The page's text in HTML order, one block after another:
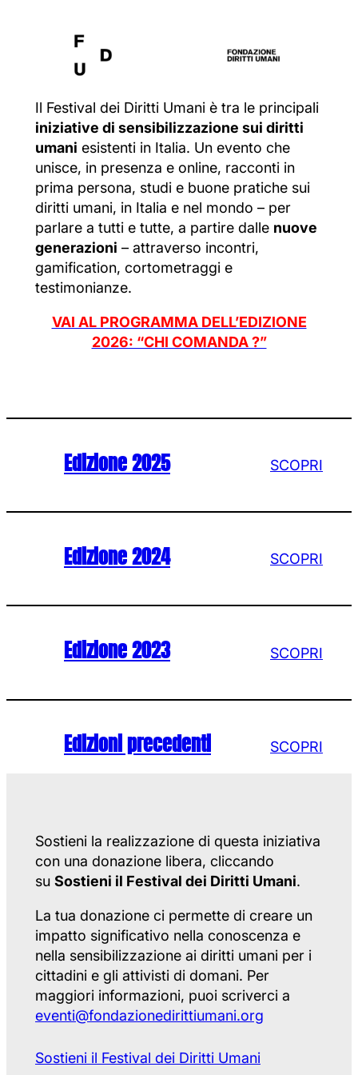
Il Festival dei Diritti Umani è tra le principali
iniziative di sensibilizzazione sui diritti
umani esistenti in Italia. Un evento che
unisce, in presenza e online, racconti in
prima persona, studi e buone pratiche sui
diritti umani, in Italia e nel mondo – per
parlare a tutti e tutte, a partire dalle nuove
generazioni – attraverso incontri,
gamification, cortometraggi e
testimonianze.
VAI AL PROGRAMMA DELL’EDIZIONE
2026: “CHI COMANDA ?”
Edizione 2025 SCOPRI
Edizione 2024 SCOPRI
Edizione 2023 SCOPRI
Edizioni precedenti SCOPRI
Sostieni la realizzazione di questa iniziativa
con una donazione libera, cliccando
su Sostieni il Festival dei Diritti Umani.
La tua donazione ci permette di creare un
impatto significativo nella conoscenza e
nella sensibilizzazione ai diritti umani per i
cittadini e gli attivisti di domani. Per
maggiori informazioni, puoi scriverci a
eventi@fondazionedirittiumani.org
Sostieni il Festival dei Diritti Umani